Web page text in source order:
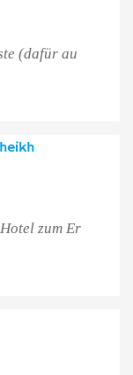
(dafür au
zum Er